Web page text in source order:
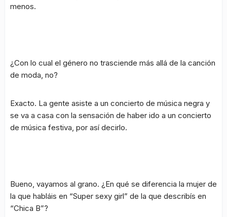
menos.
¿Con lo cual el género no trasciende más allá de la canción
de moda, no?
Exacto. La gente asiste a un concierto de música negra y
se va a casa con la sensación de haber ido a un concierto
de música festiva, por así decirlo.
Bueno, vayamos al grano. ¿En qué se diferencia la mujer de
la que habláis en “Super sexy girl” de la que describís en
“Chica B”?